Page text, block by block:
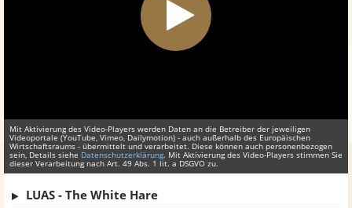
Mit Aktivierung des Video-Players werden Daten an die Betreiber der jeweiligen
Videoportale (YouTube, Vimeo, Dailymotion) - auch außerhalb des Europäischen
Wirtschaftsraums - übermittelt und verarbeitet. Diese können auch personenbezogen
sein, Details siehe Datenschutzerklärung. Mit Aktivierung des Video-Players stimmen Sie
dieser Verarbeitung nach Art. 49 Abs. 1 lit. a DSGVO zu.
LUAS - The White Hare